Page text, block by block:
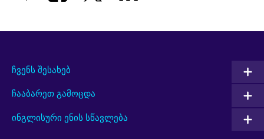
ჩვენს შესახებ
ჩააბარეთ გამოცდა
ინგლისური ენის სწავლება